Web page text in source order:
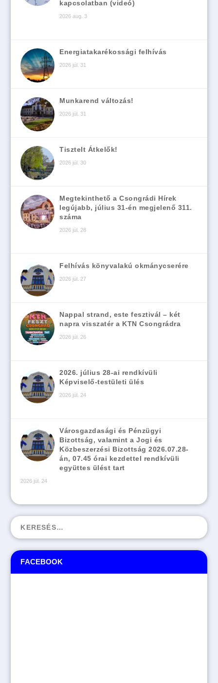
FACEBOOK
kapcsolatban (videó)
2026 aug. 3
Energiatakarékossági felhívás
2026 júl. 31
Munkarend változás!
2026 júl. 31
Tisztelt Átkelők!
2026 júl. 30
Megtekinthető a Csongrádi Hírek
legújabb, július 31-én megjelenő 311.
száma
2026 júl. 28
Felhívás könyvalakú okmánycserére
2026 júl. 27
Nappal strand, este fesztivál – két
napra visszatér a KTN Csongrádra
2026 júl. 26
2026. július 28-ai rendkívüli
Képviselő-testületi ülés
2026 júl. 24
Városgazdasági és Pénzügyi
Bizottság, valamint a Jogi és
Közbeszerzési Bizottság 2026.07.28-
án, 07.45 órai kezdettel rendkívüli
együttes ülést tart
2026 júl. 24